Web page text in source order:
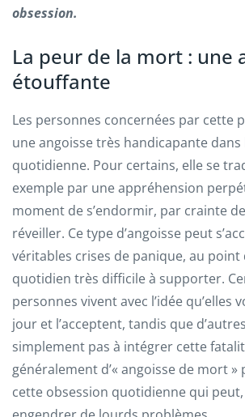
obsession.
La peur de la mort : une
étouffante
Les personnes concernées par cette
une angoisse très handicapante dans
quotidienne. Pour certains, elle se
exemple par une appréhension
moment de s’endormir, par crainte
réveiller. Ce type d’angoisse peut
véritables crises de panique, au point
quotidien très difficile à supporter.
personnes vivent avec l’idée qu’elles
jour et l’acceptent, tandis que
simplement pas à intégrer cette
généralement d’« angoisse de mort
cette obsession quotidienne qui